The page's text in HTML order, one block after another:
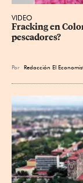
VIDEO
Fracking en
pescadores?
Por Redacción El